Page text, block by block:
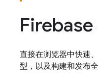
直接在浏览器中快速
型，以及构建和发布全